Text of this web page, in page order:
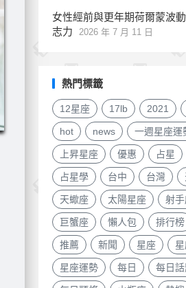
女性經前與更年期荷爾蒙波
志力
2026 年 7 月 11 日
熱門標籤
12星座 17lb 2021
hot news 一週星座運
上昇星座 優惠 占星
占星學 台中 台灣
天蠍座 太陽星座 射
巨蟹座 懶人包 排行榜
推薦 新聞 星座
星座運勢 每日 每日